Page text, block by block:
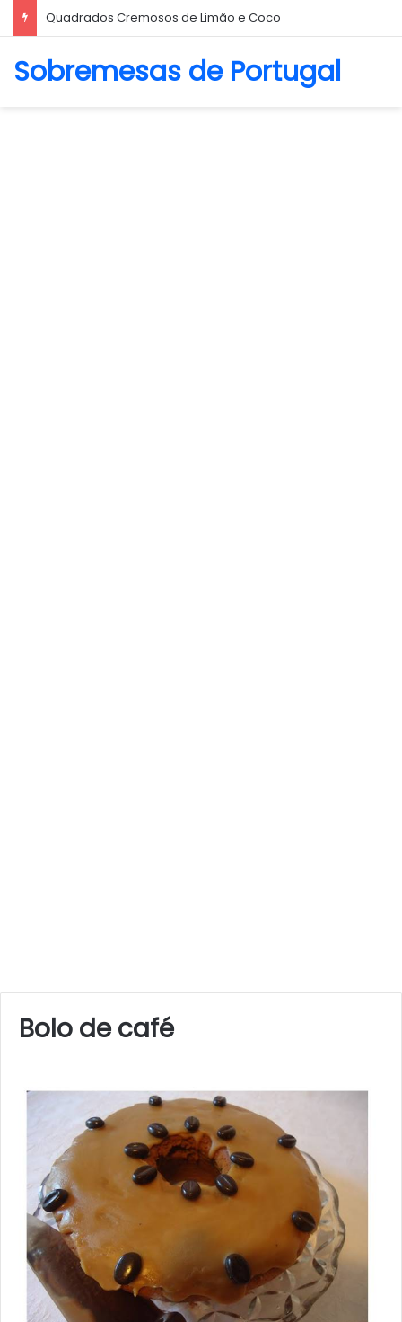
Biscoito Amanteigado
Sobremesas de Portugal
Bolo de café